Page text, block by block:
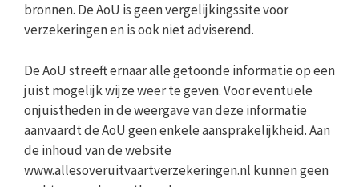
bronnen. De AoU is geen vergelijkingssite voor
verzekeringen en is ook niet adviserend.
De AoU streeft ernaar alle getoonde informatie op een
juist mogelijk wijze weer te geven. Voor eventuele
onjuistheden in de weergave van deze informatie
aanvaardt de AoU geen enkele aansprakelijkheid. Aan
de inhoud van de website
www.allesoveruitvaartverzekeringen.nl kunnen geen